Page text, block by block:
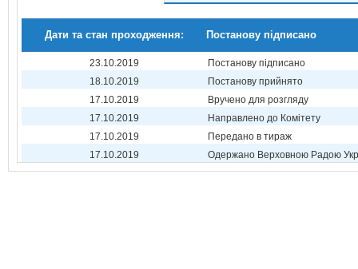
Дати та стан проходження: Постанову підписано
23.10.2019
Постанову підписано
18.10.2019
Постанову прийнято
17.10.2019
Вручено для розгляду
17.10.2019
Направлено до Комітету
17.10.2019
Передано в тираж
17.10.2019
Одержано Верховною Радою